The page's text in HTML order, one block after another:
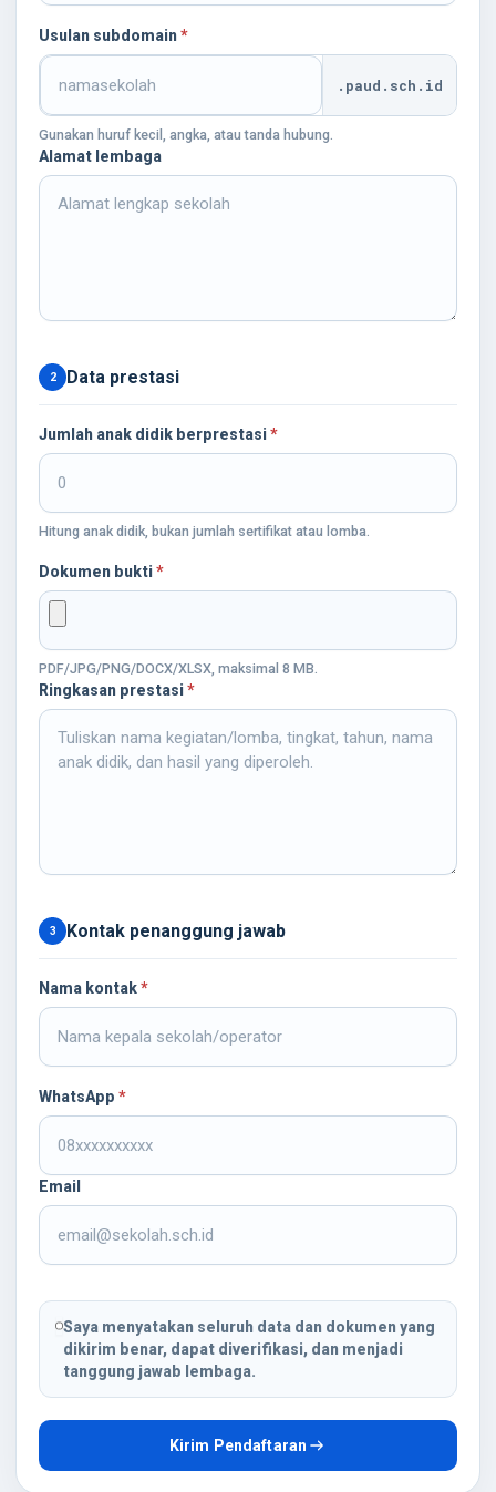
Usulan subdomain*
.paud.sch.id
Gunakan huruf kecil, angka, atau tanda hubung.
Alamat lembaga
2 Data prestasi
Jumlah anak didik berprestasi*
Hitung anak didik, bukan jumlah sertifikat atau lomba.
Dokumen bukti*
PDF/JPG/PNG/DOCX/XLSX, maksimal 8 MB.
Ringkasan prestasi*
3 Kontak penanggung jawab
Nama kontak*
WhatsApp *
Email
Saya menyatakan seluruh data dan dokumen yang
dikirim benar, dapat diverifikasi, dan menjadi
tanggung jawab lembaga.
Kirim Pendaftaran